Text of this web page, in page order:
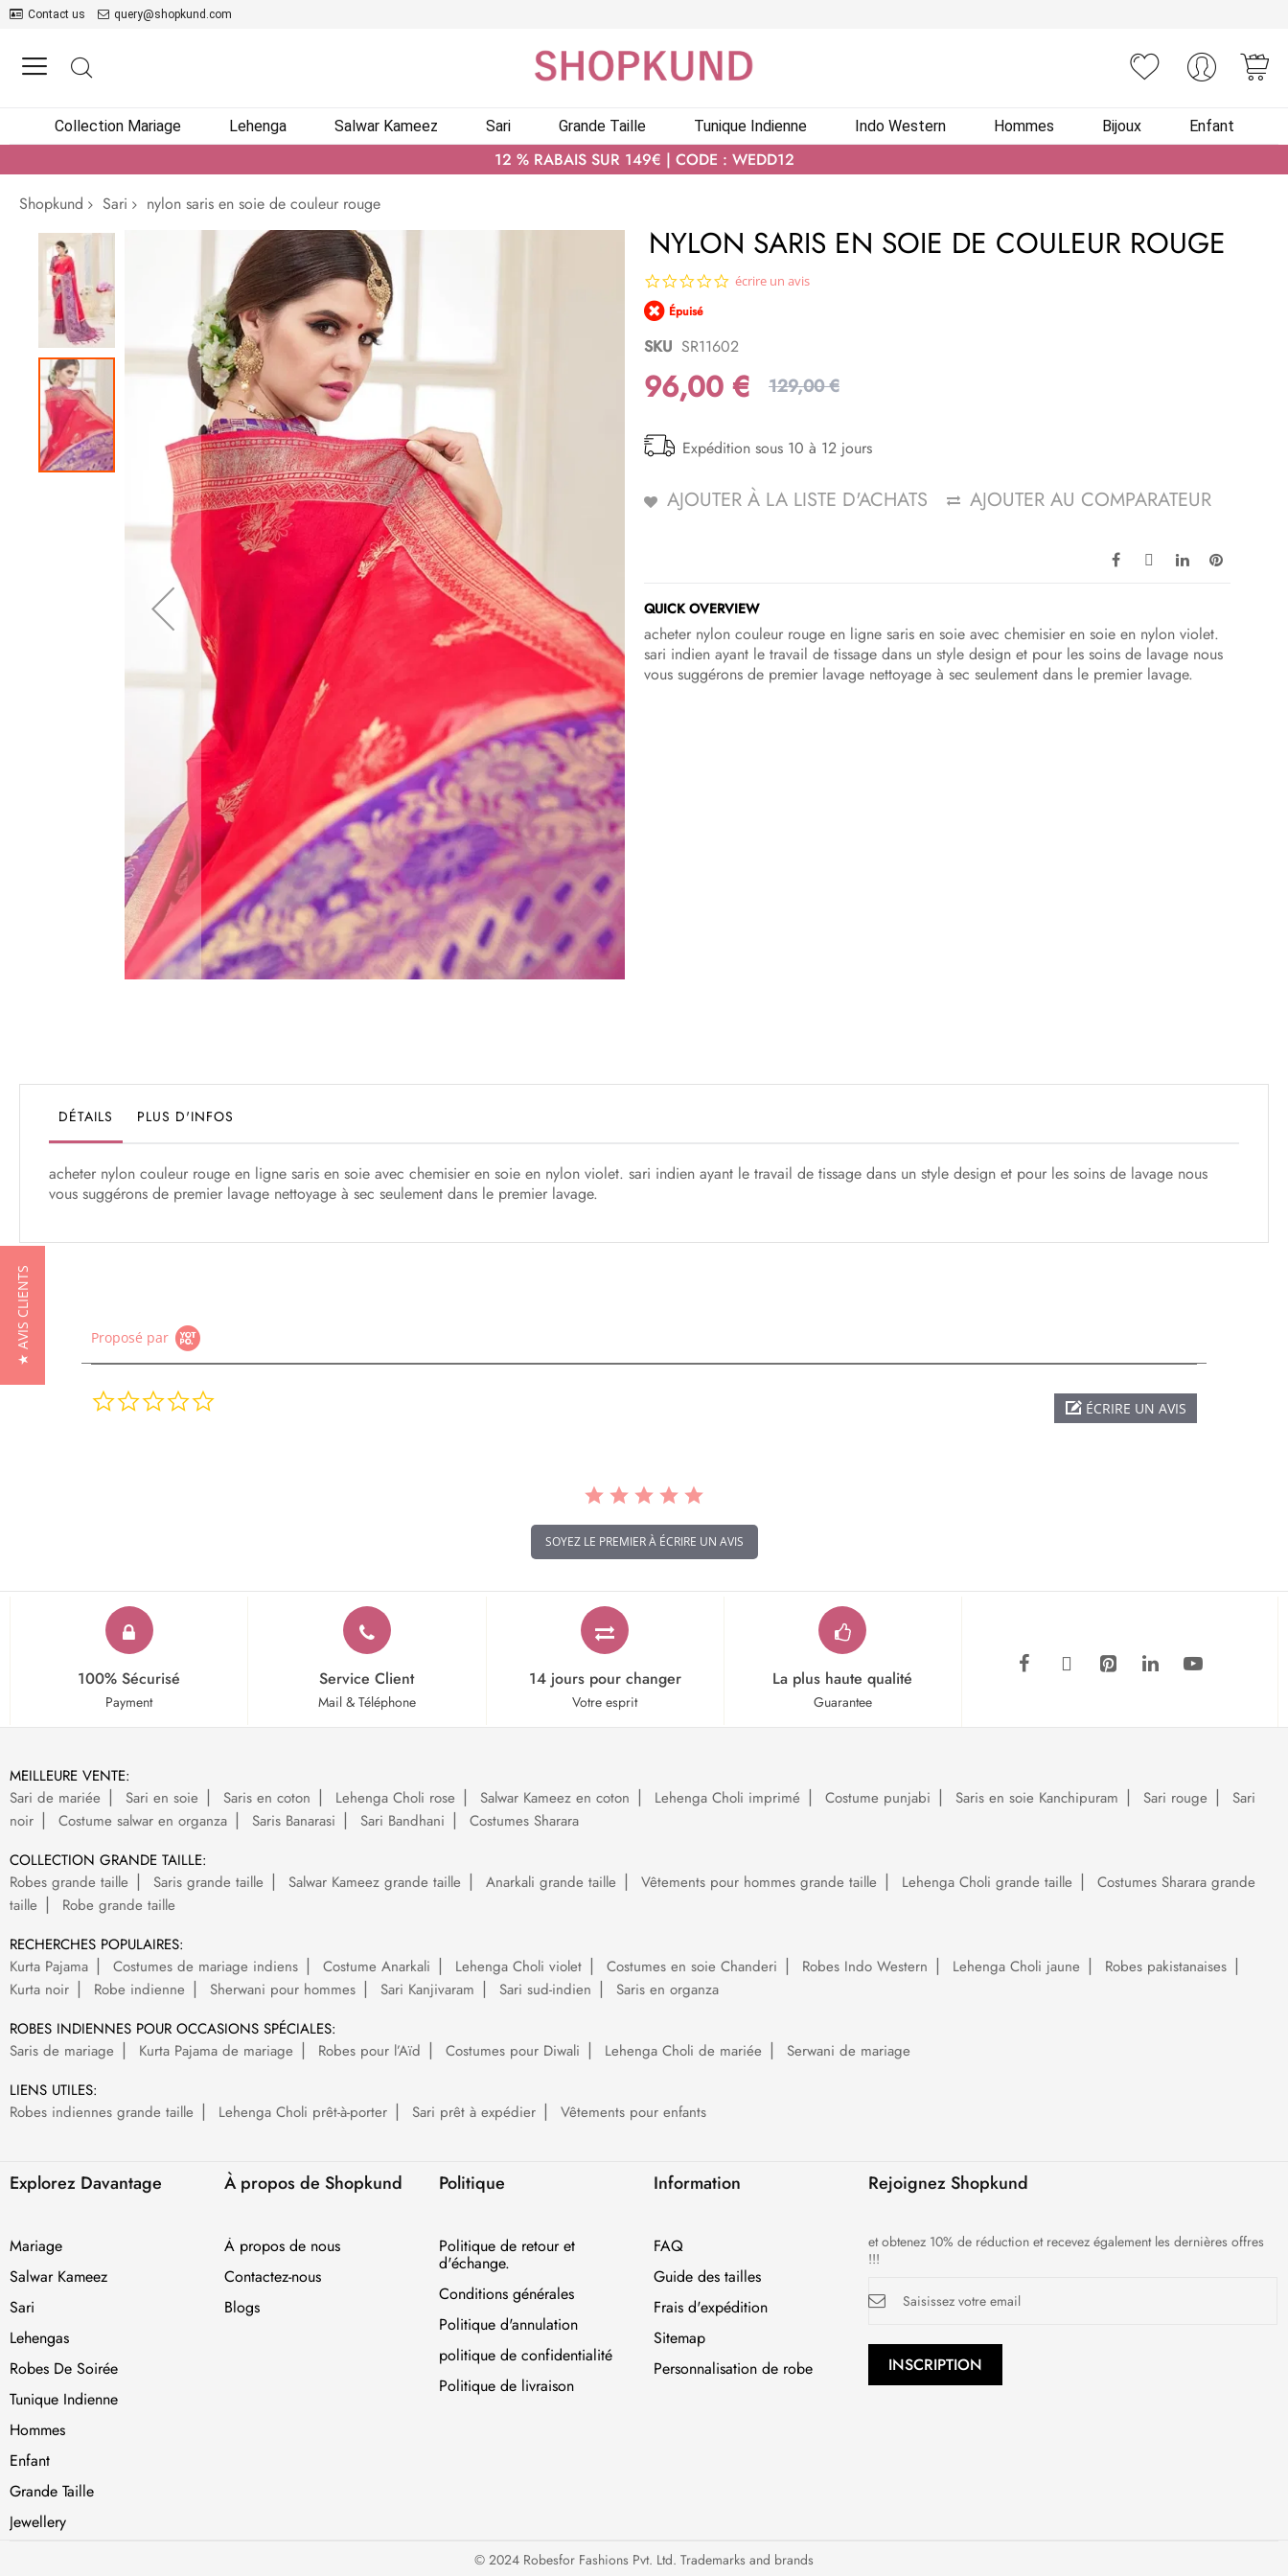
Contact us query@shopkund.com
Collection Mariage Lehenga Salwar Kameez Sari Grande Taille Tunique Indienne Indo Western Hommes Bijoux Enfant
12 % RABAIS SUR 149€ | CODE : WEDD12
Shopkund
Sari
nylon saris en soie de couleur rouge
Passer
la
fin
de
galerie
d’images
la
Galerie
d’images
NYLON SARIS EN SOIE DE COULEUR ROUGE
0.0
écrire un avis
Épuisé
SKU SR11602
96,00 € 129,00 €
Expédition sous 10 à 12 jours
AJOUTER À LA LISTE D'ACHATS AJOUTER AU COMPARATEUR
QUICK OVERVIEW
acheter nylon couleur rouge en ligne saris en soie avec chemisier en soie en nylon violet.
sari indien ayant le travail de tissage dans un style design et pour les soins de lavage nous
vous suggérons de premier lavage nettoyage à sec seulement dans le premier lavage.
DÉTAILS PLUS D'INFOS
acheter nylon couleur rouge en ligne saris en soie avec chemisier en soie en nylon violet. sari indien ayant le travail de tissage dans un style design et pour les soins de lavage nous
vous suggérons de premier lavage nettoyage à sec seulement dans le premier lavage.
Proposé par
ÉCRIRE UN AVIS
SOYEZ LE PREMIER À ÉCRIRE UN AVIS
100% Sécurisé
Payment
Service Client
Mail & Téléphone
14 jours pour changer
Votre esprit
La plus haute qualité
Guarantee
MEILLEURE VENTE:
Sari de mariée
Sari en soie Saris en coton Lehenga Choli rose Salwar Kameez en coton Lehenga Choli imprimé Costume punjabi Saris en soie Kanchipuram Sari rouge
Sari
noir
Costume salwar en organza Saris Banarasi Sari Bandhani
Costumes Sharara
COLLECTION GRANDE TAILLE:
Robes grande taille
Saris grande taille Salwar Kameez grande taille Anarkali grande taille Vêtements pour hommes grande taille Lehenga Choli grande taille
Costumes Sharara grande
taille
Robe grande taille
RECHERCHES POPULAIRES:
Kurta Pajama
Costumes de mariage indiens Costume Anarkali Lehenga Choli violet Costumes en soie Chanderi Robes Indo Western Lehenga Choli jaune
Robes pakistanaises
Kurta noir
Robe indienne Sherwani pour hommes Sari Kanjivaram Sari sud-indien
Saris en organza
ROBES INDIENNES POUR OCCASIONS SPÉCIALES:
Saris de mariage
Kurta Pajama de mariage Robes pour l’Aïd Costumes pour Diwali Lehenga Choli de mariée
Serwani de mariage
LIENS UTILES:
Robes indiennes grande taille
Lehenga Choli prêt-à-porter Sari prêt à expédier Vêtements pour enfants
Explorez Davantage
Mariage
Salwar Kameez
Sari
Lehengas
Robes De Soirée
Tunique Indienne
Hommes
Enfant
Grande Taille
Jewellery
À propos de Shopkund
À propos de nous
Contactez-nous
Blogs
Politique
Politique de retour et
d'échange.
Conditions générales
Politique d'annulation
politique de confidentialité
Politique de livraison
Information
FAQ
Guide des tailles
Frais d'expédition
Sitemap
Personnalisation de robe
Rejoignez Shopkund
et obtenez 10% de réduction et recevez également les dernières offres
!!!
à
:
INSCRIPTION
© 2024 Robesfor Fashions Pvt. Ltd. Trademarks and brands
★ AVIS CLIENTS